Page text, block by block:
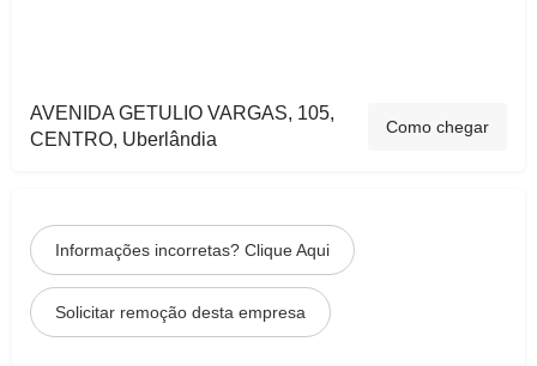
AVENIDA GETULIO VARGAS, 105,
CENTRO, Uberlândia
Como chegar
Informações incorretas? Clique Aqui
Solicitar remoção desta empresa